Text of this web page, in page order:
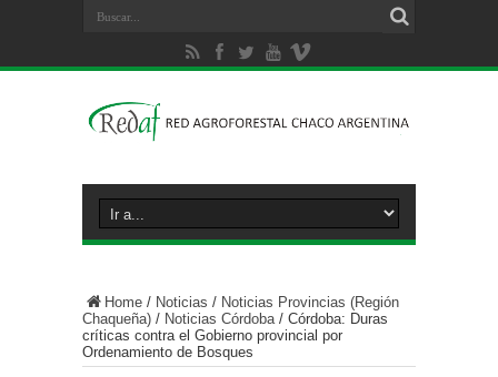
Home / Noticias / Noticias Provincias (Región
Chaqueña) / Noticias Córdoba / Córdoba: Duras
críticas contra el Gobierno provincial por
Ordenamiento de Bosques